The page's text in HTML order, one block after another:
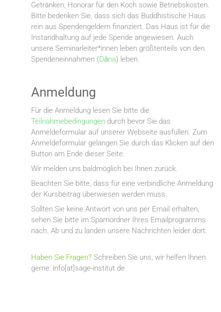
Getränken, Honorar für den Koch sowie Betriebskosten.
Bitte bedenken Sie, dass sich das Buddhistische Haus
rein aus Spendengeldern finanziert. Das Haus ist für die
Instandhaltung auf jede Spende angewiesen. Auch
unsere Seminarleiter*innen leben größtenteils von den
Spendeneinnahmen (Dāna) leben.
Anmeldung
Für die Anmeldung lesen Sie bitte die
Teilnahmebedingungen durch bevor Sie das
Anmeldeformular auf unserer Webseite ausfüllen. Zum
Anmeldeformular gelangen Sie durch das Klicken auf den
Button am Ende dieser Seite.
Wir melden uns baldmöglich bei Ihnen zurück.
Beachten Sie bitte, dass für eine verbindliche Anmeldung
der Kursbeitrag überwiesen werden muss.
Sollten Sie keine Antwort von uns per Email erhalten,
sehen Sie bitte im Spamordner Ihres Emailprogramms
nach. Ab und zu landen unsere Nachrichten leider dort.
Haben Sie Fragen? Schreiben Sie uns, wir helfen Ihnen
gerne: info[at]sage-institut.de